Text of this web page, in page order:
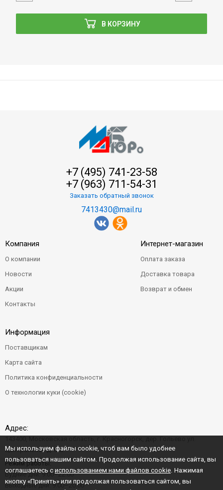
В КОРЗИНУ
+7 (495) 741-23-58
+7 (963) 711-54-31
Заказать обратный звонок
7413430@mail.ru
Компания
О компании
Новости
Акции
Контакты
Интернет-магазин
Оплата заказа
Доставка товара
Возврат и обмен
Информация
Поставщикам
Карта сайта
Политика конфиденциальности
О технологии куки (cookie)
Адрес:
Центральная д. 6"Б"
Режим работы:
Будние дни: 9:00–22:00
Выходные дни: 9:00–20:00
Мы используем файлы cookie, чтоб вам было удобнее
пользоваться нашим сайтом. Продолжая использование сайта, вы
соглашаетесь с использованием нами файлов cookie . Нажимая
кнопку «Принять» или продолжая пользоваться сайтом, вы